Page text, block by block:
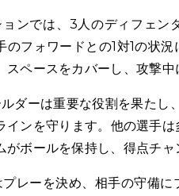
ンでは、3人のディフェン
のフォワードとの1対1の状
スペースをカバーし、攻撃中
ダーは重要な役割を果たし
インを守ります。他の選手
がボールを保持し、得点チャ
レーを決め、相手の守備に